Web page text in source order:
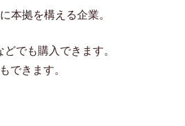
本拠を構える企業。
でも購入できます。
できます。